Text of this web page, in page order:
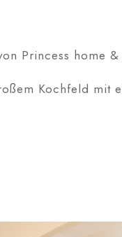
Princess home
Kochfeld mit